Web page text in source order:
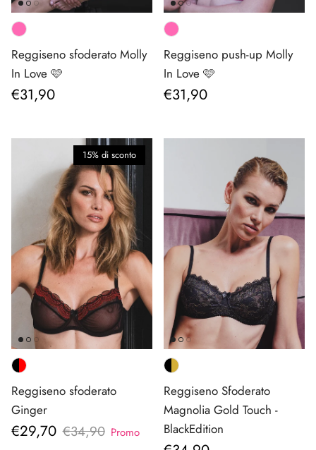
Reggiseno sfoderato Molly
In Love 🩷
Prezzo normale
€31,90
Reggiseno push-up Molly
In Love 🩷
Prezzo normale
€31,90
15% di sconto
Reggiseno sfoderato
Ginger
Prezzo di vendita
€29,70 Prezzo normale
€34,90 Promo
Reggiseno Sfoderato
Magnolia Gold Touch -
BlackEdition